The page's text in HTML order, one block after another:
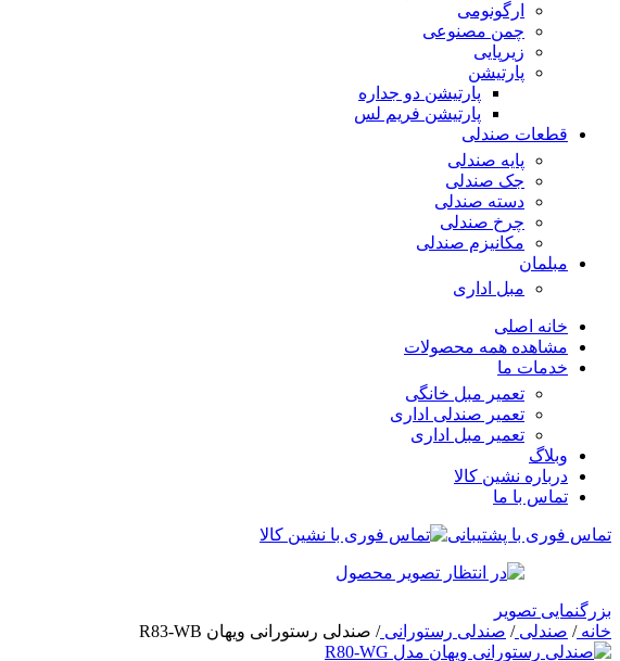
ارگونومی
چمن مصنوعی
زیرپایی
پارتیشن
پارتیشن دو جداره
پارتیشن فریم لس
قطعات صندلی
پایه صندلی
جک صندلی
دسته صندلی
چرخ صندلی
مکانیزم صندلی
مبلمان
مبل اداری
خانه اصلی
مشاهده همه محصولات
خدمات ما
تعمیر مبل خانگی
تعمیر صندلی اداری
تعمیر مبل اداری
وبلاگ
درباره نشین کالا
تماس با ما
تماس فوری با پشتیبانی
بزرگنمایی تصویر
خانه/ صندلی/ صندلی رستورانی/ صندلی رستورانی ویهان R83-WB